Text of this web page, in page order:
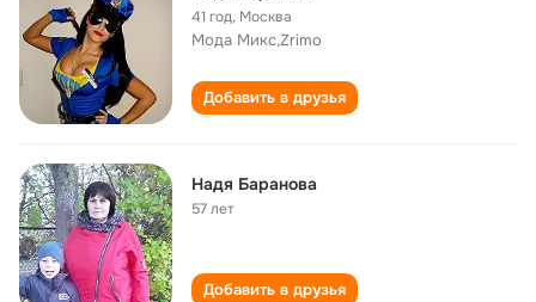
41 год, Москва
Мода Микс,Zrimo
Добавить в друзья
Надя Баранова
57 лет
Добавить в друзья